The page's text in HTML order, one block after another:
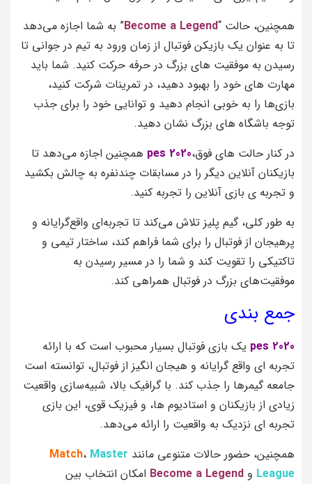
همچنین، حالت “Become a Legend” به شما اجازه می‌دهد
تا به عنوان یک بازیکن فوتبال از زمان ورود به تیم در جوانی تا
رسیدن به موفقیت‌ های بزرگ در حرفه حرکت کنید. شما باید
مهارت‌ های خود را بهبود دهید، در تمرینات شرکت کنید،
بازی‌ها را به خوبی انجام دهید و توانایی خود را برای جذب
توجه باشگاه‌ های بزرگ نشان دهید.
در کنار حالت‌ های فوق،pes 2020 همچنین اجازه می‌دهد تا
بازیکنان آنلاین دیگر را در مسابقات چندنفره به چالش بکشید
و تجربه‌ ی بازی آنلاین را تجربه کنید.
به طور کلی، گیم پلیز تلاش می‌کند تا تجربه‌ای واقع‌گرایانه و
پرهیجان از فوتبال را برای شما فراهم کند، ساختار تیمی و
تاکتیکی را تقویت کند و شما را در مسیر رسیدن به
موفقیت‌های بزرگ در فوتبال همراهی کند.
جمع بندی
pes 2020 یک بازی فوتبال بسیار محبوب است که با ارائه
تجربه‌ ای واقع‌ گرایانه و هیجان‌ انگیز از فوتبال، توانسته است
جامعه گیمرها را جذب کند. با گرافیک بالا، شبیه‌سازی واقعیت
زیادی از بازیکنان و استادیوم‌ ها، و فیزیک قوی، این بازی
تجربه‌ ای نزدیک به واقعیت را ارائه می‌دهد.
همچنین، حضور حالات متنوعی مانند
Match، Master
League و Become a Legend امکان انتخاب بین